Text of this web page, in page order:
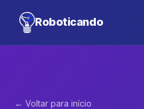
Roboticando
← Voltar para início